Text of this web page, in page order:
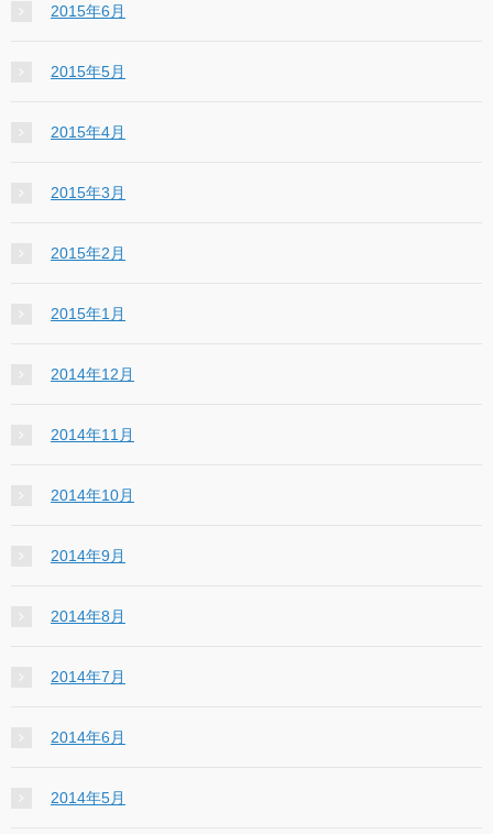
2015年6月
2015年5月
2015年4月
2015年3月
2015年2月
2015年1月
2014年12月
2014年11月
2014年10月
2014年9月
2014年8月
2014年7月
2014年6月
2014年5月